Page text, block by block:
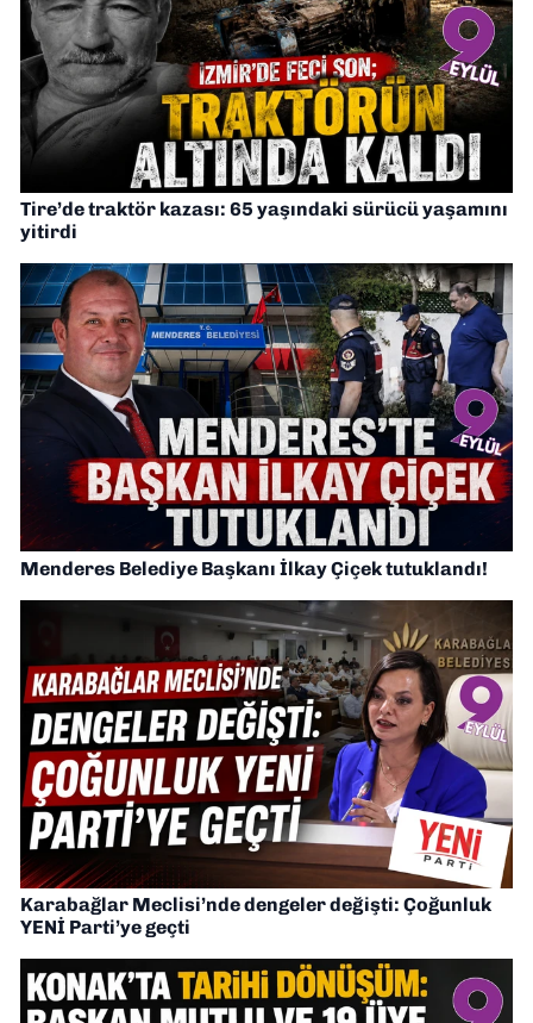
Tire’de traktör kazası: 65 yaşındaki sürücü yaşamını
yitirdi
Menderes Belediye Başkanı İlkay Çiçek tutuklandı!
Karabağlar Meclisi’nde dengeler değişti: Çoğunluk
YENİ Parti’ye geçti